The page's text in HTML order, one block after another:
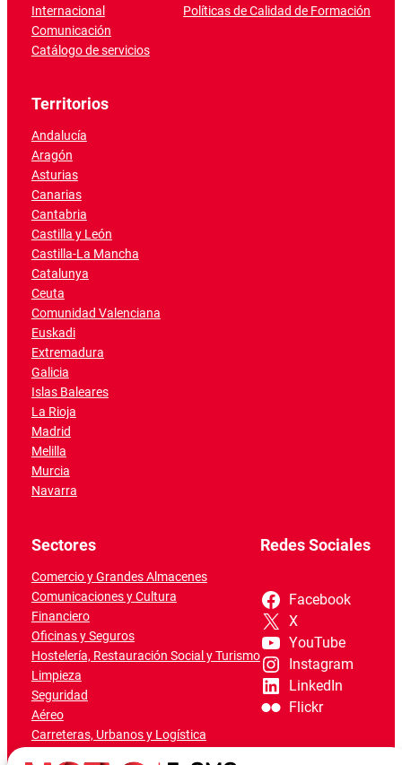
Internacional
Comunicación
Catálogo de servicios
Políticas de Calidad de Formación
Territorios
Andalucía
Aragón
Asturias
Canarias
Cantabria
Castilla y León
Castilla-La Mancha
Catalunya
Ceuta
Comunidad Valenciana
Euskadi
Extremadura
Galicia
Islas Baleares
La Rioja
Madrid
Melilla
Murcia
Navarra
Sectores
Comercio y Grandes Almacenes
Comunicaciones y Cultura
Financiero
Oficinas y Seguros
Hostelería, Restauración Social y Turismo
Limpieza
Seguridad
Aéreo
Carreteras, Urbanos y Logística
Redes Sociales
Facebook
X
YouTube
Instagram
LinkedIn
Flickr